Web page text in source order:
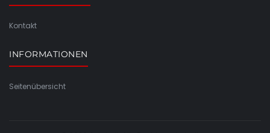
Kontakt
INFORMATIONEN
Seitenübersicht